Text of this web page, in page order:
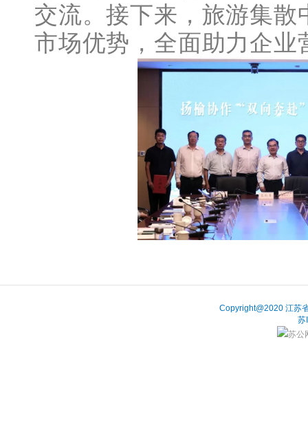
交流。接下来，旅游集
市场优势，全面助力企业
Copyright@2020 江苏
苏
苏公